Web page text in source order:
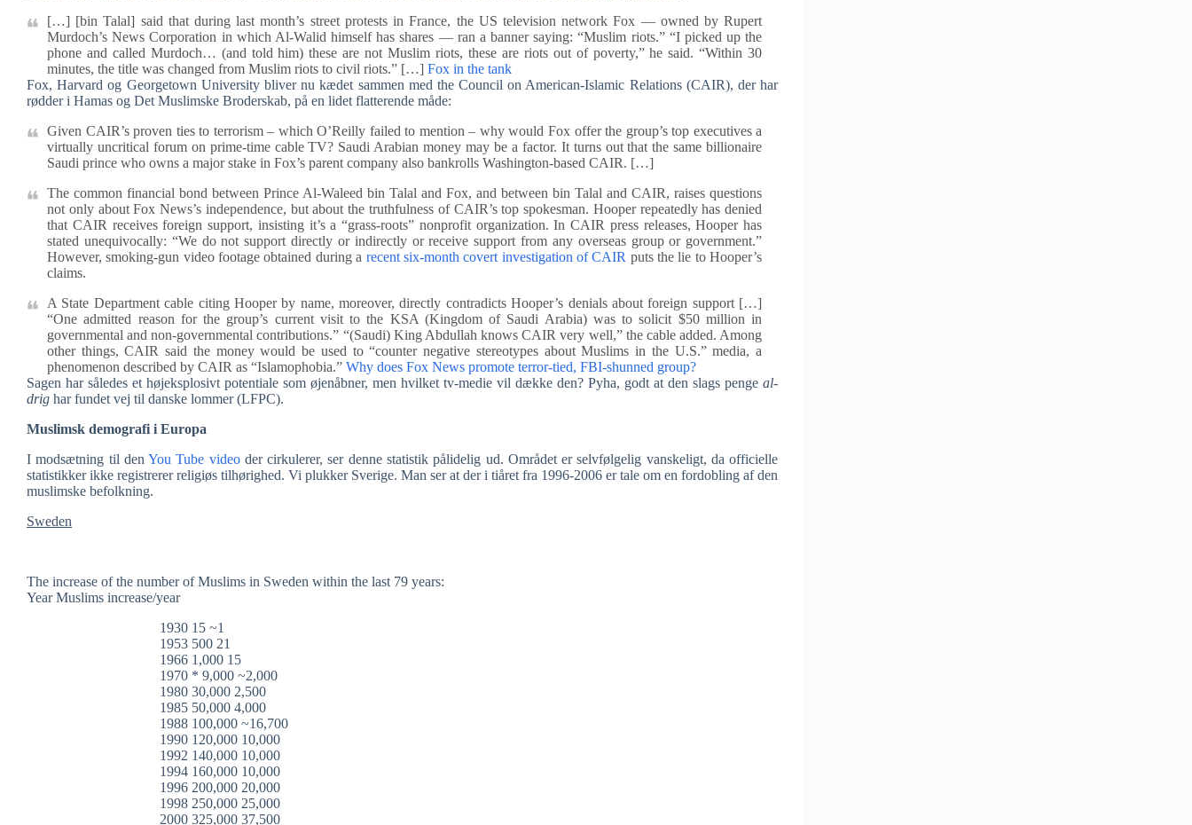
[…] [bin Talal] said that during last month’s street protests in France, the US television network Fox — owned by Rupert
Murdoch’s News Corporation in which Al-Walid himself has shares — ran a banner saying: “Muslim riots.” “I picked up the
phone and called Murdoch… (and told him) these are not Muslim riots, these are riots out of poverty,” he said. “Within 30
minutes, the title was changed from Muslim riots to civil riots.” […] Fox in the tank
Fox, Harvard og Georgetown University bliver nu kædet sammen med the Council on American-Islamic Relations (CAIR), der har
rødder i Hamas og Det Muslimske Broderskab, på en lidet flatterende måde:
Given CAIR’s proven ties to terrorism – which O’Reilly failed to mention – why would Fox offer the group’s top executives a
virtually uncritical forum on prime-time cable TV? Saudi Arabian money may be a factor. It turns out that the same billionaire
Saudi prince who owns a major stake in Fox’s parent company also bankrolls Washington-based CAIR. […]
The common financial bond between Prince Al-Waleed bin Talal and Fox, and between bin Talal and CAIR, raises questions
not only about Fox News’s independence, but about the truthfulness of CAIR’s top spokesman. Hooper repeatedly has denied
that CAIR receives foreign support, insisting it’s a “grass-roots” nonprofit organization. In CAIR press releases, Hooper has
stated unequivocally: “We do not support directly or indirectly or receive support from any overseas group or government.”
However, smoking-gun video footage obtained during a recent six-month covert investigation of CAIR puts the lie to Hooper’s
claims.
A State Department cable citing Hooper by name, moreover, directly contradicts Hooper’s denials about foreign support […]
“One admitted reason for the group’s current visit to the KSA (Kingdom of Saudi Arabia) was to solicit $50 million in
governmental and non-governmental contributions.” “(Saudi) King Abdullah knows CAIR very well,” the cable added. Among
other things, CAIR said the money would be used to “counter negative stereotypes about Muslims in the U.S.” media, a
phenomenon described by CAIR as “Islamophobia.” Why does Fox News promote terror-tied, FBI-shunned group?
Sagen har således et højeksplosivt potentiale som øjenåbner, men hvilket tv-medie vil dække den? Pyha, godt at den slags pengeal-
drig har fundet vej til danske lommer (LFPC).
Muslimsk demografi i Europa
I modsætning til denYou Tube videoder cirkulerer, ser denne statistik pålidelig ud. Området er selvfølgelig vanskeligt, da officielle
statistikker ikke registrerer religiøs tilhørighed. Vi plukker Sverige. Man ser at der i tiåret fra 1996-2006 er tale om en fordobling af den
muslimske befolkning.
Sweden
The increase of the number of Muslims in Sweden within the last 79 years:
Year Muslims increase/year
1930 15 ~1
1953 500 21
1966 1,000 15
1970 * 9,000 ~2,000
1980 30,000 2,500
1985 50,000 4,000
1988 100,000 ~16,700
1990 120,000 10,000
1992 140,000 10,000
1994 160,000 10,000
1996 200,000 20,000
1998 250,000 25,000
2000 325,000 37,500